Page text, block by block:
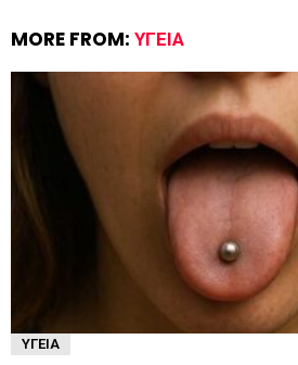
MORE FROM: ΥΓΕΊΑ
ΥΓΕΊΑ